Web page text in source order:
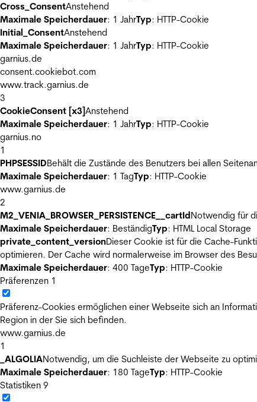
Cross_ConsentAnstehend
Maximale Speicherdauer: 1 JahrTyp: HTTP-Cookie
Initial_ConsentAnstehend
Maximale Speicherdauer: 1 JahrTyp: HTTP-Cookie
garnius.de
consent.cookiebot.com
www.track.garnius.de
3
CookieConsent [x3]Anstehend
Maximale Speicherdauer: 1 JahrTyp: HTTP-Cookie
garnius.no
1
PHPSESSIDBehält die Zustände des Benutzers bei allen
Maximale Speicherdauer: 1 TagTyp: HTTP-Cookie
www.garnius.de
2
M2_VENIA_BROWSER_PERSISTENCE__cartIdNotwendig für
Maximale Speicherdauer: BeständigTyp: HTML Local Storage
private_content_versionDieser Cookie ist für die Cache-
optimieren. Der Cache wird normalerweise im Browser des
Maximale Speicherdauer: 400 TageTyp: HTTP-Cookie
Präferenzen 1
Präferenz-Cookies ermöglichen einer Webseite sich an
Region in der Sie sich befinden.
www.garnius.de
1
_ALGOLIANotwendig, um die Suchleiste der Webseite zu
Maximale Speicherdauer: 180 TageTyp: HTTP-Cookie
Statistiken 9